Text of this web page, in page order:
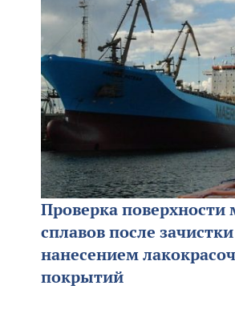
Проверка поверхности
сплавов после
нанесением
покрытий